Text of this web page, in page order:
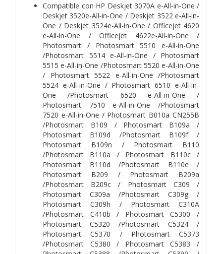
Compatible con HP Deskjet 3070A e-All-in-One /
Deskjet 3520e-All-in-One / Deskjet 3522 e-All-in-
One / Deskjet 3524e-All-in-One / Officejet 4620
e-All-in-One / Officejet 4622e-All-in-One /
Photosmart / Photosmart 5510 e-All-in-One
/Photosmart 5514 e-All-in-One / Photosmart
5515 e-All-in-One /Photosmart 5520 e-All-in-One
/ Photosmart 5522 e-All-in-One /Photosmart
5524 e-All-in-One / Photosmart 6510 e-All-in-
One /Photosmart 6520 e-All-in-One /
Photosmart 7510 e-All-in-One /Photosmart
7520 e-All-in-One / Photosmart B010a CN255B
/Photosmart B109 / Photosmart B109a /
Photosmart B109d /Photosmart B109f /
Photosmart B109n / Photosmart B110
/Photosmart B110a / Photosmart B110c /
Photosmart B110d /Photosmart B110e /
Photosmart B209 / Photosmart B209a
/Photosmart B209c / Photosmart C309 /
Photosmart C309a /Photosmart C309g /
Photosmart C309h / Photosmart C310A
/Photosmart C410b / Photosmart C5300 /
Photosmart C5320 /Photosmart C5324 /
Photosmart C5370 / Photosmart C5373
/Photosmart C5380 / Photosmart C5383 /